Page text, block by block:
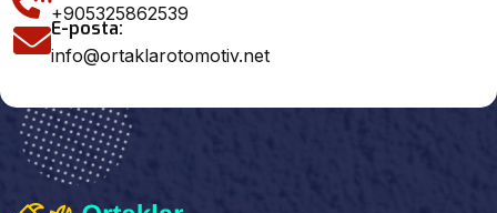
+905325862539
E-posta:
info@ortaklarotomotiv.net